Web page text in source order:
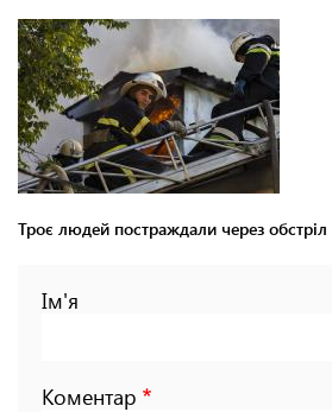
Троє людей постраждали через
Ім'я
Коментар